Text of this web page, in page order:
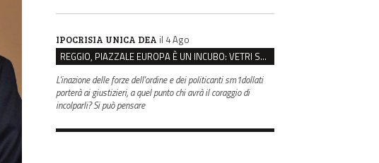
IPOCRISIA UNICA DEA il 4 Ago
REGGIO, PIAZZALE EUROPA È UN INCUBO: VETRI SPACCATI E FURTI SULLE AUTO IN SOSTA
L'inazione delle forze dell'ordine e dei politicanti sm1dollati
porterà ai giustizieri, a quel punto chi avrà il coraggio di
incolparli? Si può pensare